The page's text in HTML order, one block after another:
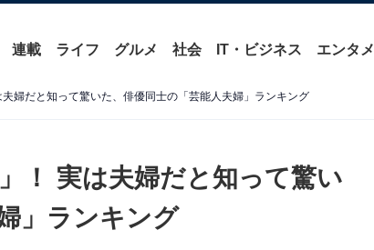
連載 ライフ グルメ 社会 IT・ビジネス エンタメ
婦だと知って驚いた、俳優同士の「芸能人夫婦」ランキング
！ 実は夫婦だと知って驚い
」ランキング